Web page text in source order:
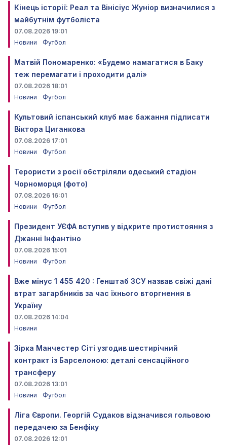
Кінець історії: Реал та Вінісіус Жуніор визначилися з
майбутнім футболіста
07.08.2026 19:01
Новини
Футбол
Матвій Пономаренко: «Будемо намагатися в Баку
теж перемагати і проходити далі»
07.08.2026 18:01
Новини
Футбол
Культовий іспанський клуб має бажання підписати
Віктора Циганкова
07.08.2026 17:01
Новини
Футбол
Терористи з росії обстріляли одеський стадіон
Чорноморця (фото)
07.08.2026 16:01
Новини
Футбол
Президент УЄФА вступив у відкрите протистояння з
Джанні Інфантіно
07.08.2026 15:01
Новини
Футбол
Вже мінус 1 455 420 : Генштаб ЗСУ назвав свіжі дані
втрат загарбників за час їхнього вторгнення в
Україну
07.08.2026 14:04
Новини
Зірка Манчестер Сіті узгодив шестирічний
контракт із Барселоною: деталі сенсаційного
трансферу
07.08.2026 13:01
Новини
Футбол
Ліга Європи. Георгій Судаков відзначився гольовою
передачею за Бенфіку
07.08.2026 12:01